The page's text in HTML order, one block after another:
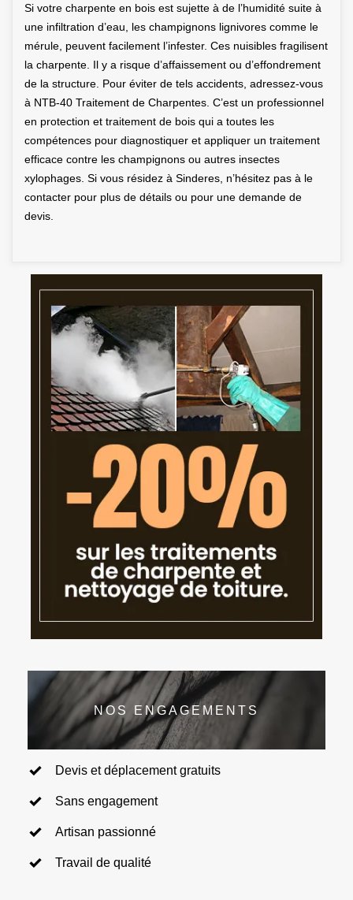
Si votre charpente en bois est sujette à de l’humidité suite à
une infiltration d’eau, les champignons lignivores comme le
mérule, peuvent facilement l’infester. Ces nuisibles fragilisent
la charpente. Il y a risque d’affaissement ou d’effondrement
de la structure. Pour éviter de tels accidents, adressez-vous
à NTB-40 Traitement de Charpentes. C’est un professionnel
en protection et traitement de bois qui a toutes les
compétences pour diagnostiquer et appliquer un traitement
efficace contre les champignons ou autres insectes
xylophages. Si vous résidez à Sinderes, n’hésitez pas à le
contacter pour plus de détails ou pour une demande de
devis.
NOS ENGAGEMENTS
Devis et déplacement gratuits
Sans engagement
Artisan passionné
Travail de qualité